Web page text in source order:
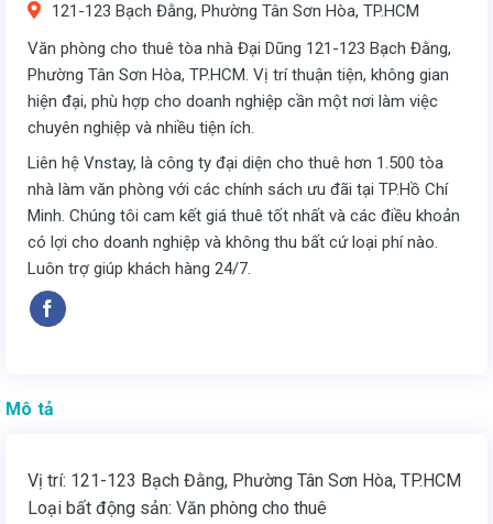
121-123 Bạch Đằng, Phường Tân Sơn Hòa, TP.HCM
Văn phòng cho thuê tòa nhà Đại Dũng 121-123 Bạch Đằng,
Phường Tân Sơn Hòa, TP.HCM. Vị trí thuận tiện, không gian
hiện đại, phù hợp cho doanh nghiệp cần một nơi làm việc
chuyên nghiệp và nhiều tiện ích.
Liên hệ Vnstay, là công ty đại diện cho thuê hơn 1.500 tòa
nhà làm văn phòng với các chính sách ưu đãi tại TP.Hồ Chí
Minh. Chúng tôi cam kết giá thuê tốt nhất và các điều khoản
có lợi cho doanh nghiệp và không thu bất cứ loại phí nào.
Luôn trợ giúp khách hàng 24/7.
Mô tả
Vị trí: 121-123 Bạch Đằng, Phường Tân Sơn Hòa, TP.HCM
Loại bất động sản: Văn phòng cho thuê